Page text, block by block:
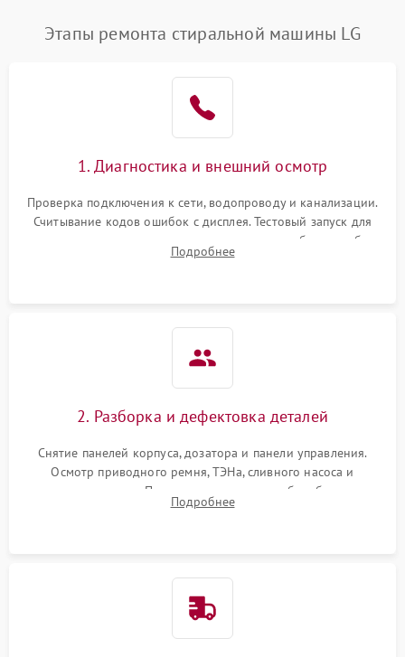
Замена платы управления Подробнее →
Этапы ремонта стиральной машины LG
1. Диагностика и внешний осмотр
Проверка подключения к сети, водопроводу и канализации.
Считывание кодов ошибок с дисплея. Тестовый запуск для
выявления посторонних шумов, протечек или сбоев в работе
электронного модуля управления.
Подробнее
2. Разборка и дефектовка деталей
Снятие панелей корпуса, дозатора и панели управления.
Осмотр приводного ремня, ТЭНа, сливного насоса и
амортизаторов. Проверка подшипников барабана и
крестовины на износ, а манжеты люка на разрывы.
Подробнее